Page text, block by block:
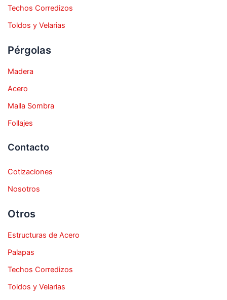
Techos Corredizos
Toldos y Velarias
Pérgolas
Madera
Acero
Malla Sombra
Follajes
Contacto
Cotizaciones
Nosotros
Otros
Estructuras de Acero
Palapas
Techos Corredizos
Toldos y Velarias